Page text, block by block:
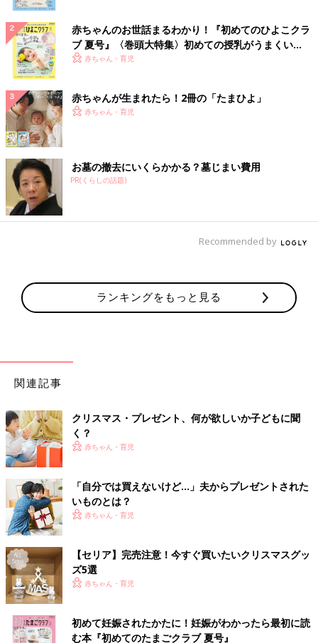
赤ちゃんのお世話まるわかり！『初めてのひよこクラ
ブ 夏号』〈巻頭大特集〉初めての授乳がうまくい
く！ おっぱい・ミルクの基本と夏のトラブル 解決テ
赤ちゃん・育児
赤ちゃんが生まれたら！2冊の「たまひよ」
赤ちゃん・育児
お墓の撤去にいくらかかる？墓じまい費用
PR(くらしの話題)
Recommended by
ランキングをもっと見る
関連記事
クリスマス・プレゼント、何が欲しいか子どもに聞
く？
赤ちゃん・育児
「自分では買えないけど…」夫からプレゼントされた
いものとは？
赤ちゃん・育児
【セリア】完売注意！今すぐ買いたいクリスマスグッ
ズ5選
赤ちゃん・育児
初めて妊娠されたかたに！妊娠がわかったら最初に読
む本『初めてのたまごクラブ 夏号』